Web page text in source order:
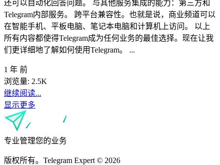
还可以自动化回答问题。 与其他服务集成的能力：第三方和
Telegram内部服务。 跨平台兼容性。也就是说，商业频道可以
在智能手机、平板电脑、笔记本电脑和计算机上访问。 以上
所有内容都使得Telegram成为任何业务的最佳选择。现在让我
们更详细地了解如何使用Telegram。 ...
1 年 前
浏览量: 2.5K
继续阅读...
显示更多
专业管理您的业务
版权所有。Telegram Expert © 2026